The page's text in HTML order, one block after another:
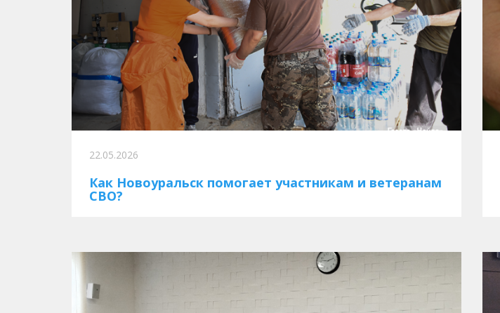
22.05.2026
Как Новоуральск помогает участникам и ветеранам
СВО?